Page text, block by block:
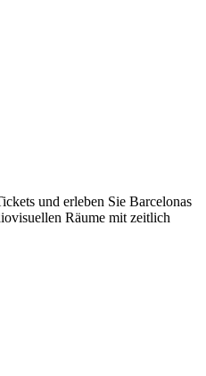
und erleben Sie Barcelonas
Räume mit zeitlich